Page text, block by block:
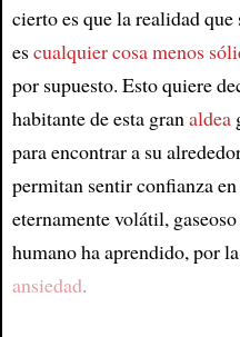
Article
cierto es que la realidad que
escualquier cosa menos
por supuesto. Esto quiere
habitante de esta granaldea
para encontrar a su
permitan sentir confianza
eternamente volátil,
humano ha aprendido, por
ansiedad.